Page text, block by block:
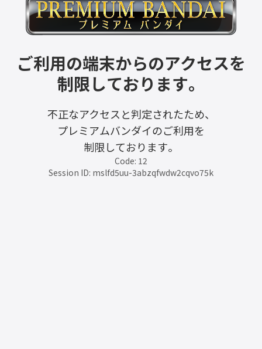
ご利用の端末からのアクセスを
制限しております。
不正なアクセスと判定されたため、
プレミアムバンダイのご利用を
制限しております。
Code: 12
Session ID: mslfd5uu-3abzqfwdw2cqvo75k